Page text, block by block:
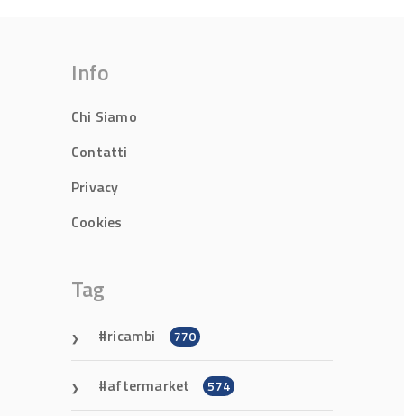
Info
Chi Siamo
Contatti
Privacy
Cookies
Tag
ricambi 770
aftermarket 574